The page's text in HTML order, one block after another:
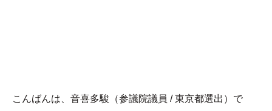
こんばんは、音喜多駿（参議院議員 / 東京都選出）で